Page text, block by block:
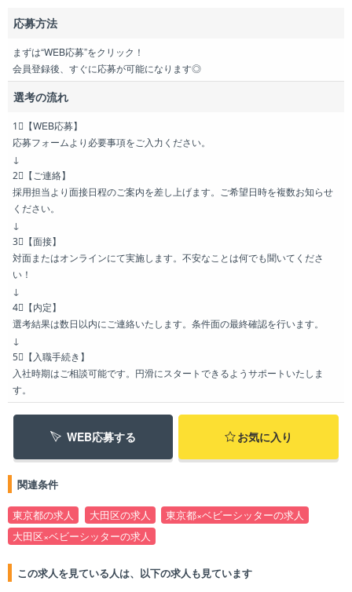
応募方法
まずは“WEB応募”をクリック！
会員登録後、すぐに応募が可能になります◎
選考の流れ
1⃣【WEB応募】
応募フォームより必要事項をご入力ください。
↓
2⃣【ご連絡】
採用担当より面接日程のご案内を差し上げます。ご希望日時を複数お知らせ
ください。
↓
3⃣【面接】
対面またはオンラインにて実施します。不安なことは何でも聞いてくださ
い！
↓
4⃣【内定】
選考結果は数日以内にご連絡いたします。条件面の最終確認を行います。
↓
5⃣【入職手続き】
入社時期はご相談可能です。円滑にスタートできるようサポートいたしま
す。
WEB応募する お気に入り
関連条件
東京都の求人 大田区の求人
東京都×ベビーシッターの求人
大田区×ベビーシッターの求人
この求人を見ている人は、以下の求人も見ています